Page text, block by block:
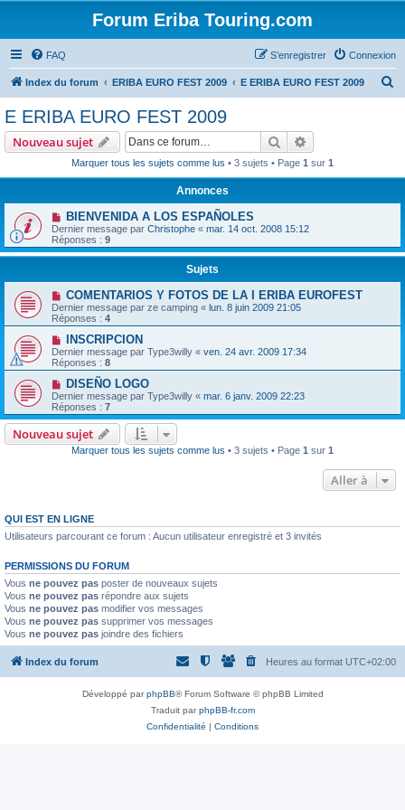
Forum Eriba Touring.com
FAQ Connexion
S’enregistrer
Index du forum ERIBA EURO FEST 2009 E ERIBA EURO FEST 2009
e
E ERIBA EURO FEST 2009
Nouveau sujet Rechercher
Marquer tous les sujets comme lus • 3 sujets • Page 1 sur 1
Annonces
BIENVENIDA A LOS ESPAÑOLES
Dernier message par Christophe « mar. 14 oct. 2008 15:12
Réponses : 9
Sujets
COMENTARIOS Y FOTOS DE LA I ERIBA EUROFEST
Dernier message par ze camping « lun. 8 juin 2009 21:05
Réponses : 4
INSCRIPCION
Dernier message par Type3willy « ven. 24 avr. 2009 17:34
Réponses : 8
DISEÑO LOGO
Dernier message par Type3willy « mar. 6 janv. 2009 22:23
Réponses : 7
Nouveau sujet
Marquer tous les sujets comme lus • 3 sujets • Page 1 sur 1
Aller à
QUI EST EN LIGNE
Utilisateurs parcourant ce forum : Aucun utilisateur enregistré et 3 invités
PERMISSIONS DU FORUM
Vous ne pouvez pas poster de nouveaux sujets
Vous ne pouvez pas répondre aux sujets
Vous ne pouvez pas modifier vos messages
Vous ne pouvez pas supprimer vos messages
Vous ne pouvez pas joindre des fichiers
Index du forum Heures au format UTC+02:00
Développé parphpBB® Forum Software © phpBB Limited
Traduit parphpBB-fr.com
Confidentialité | Conditions